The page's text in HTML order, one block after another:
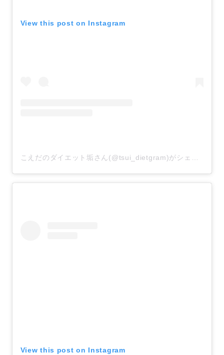
View this post on Instagram
View this post on Instagram